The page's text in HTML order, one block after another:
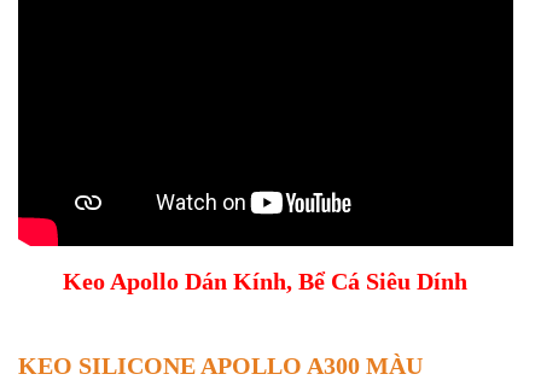
Keo Apollo Dán Kính, Bể Cá Siêu Dính
KEO SILICONE APOLLO A300 MÀU